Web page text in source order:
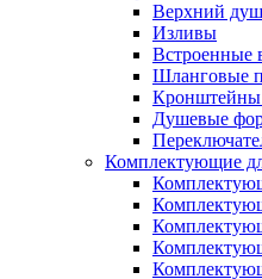
Верхний душ
Изливы
Встроенные
Шланговые
Кронштейны
Душевые
Комплектующие